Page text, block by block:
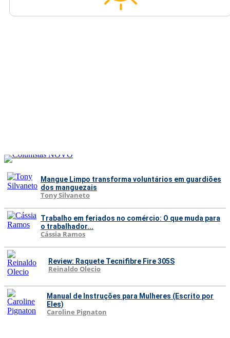
Mangue Limpo transforma voluntários em guardiões
dos manguezais
Tony Silvaneto
Trabalho em feriados no comércio: O que muda para
o trabalhador...
Cássia Ramos
Review: Raquete Tecnifibre Fire 305S
Reinaldo Olecio
Manual de Instruções para Mulheres (Escrito por
Eles)
Caroline Pignaton